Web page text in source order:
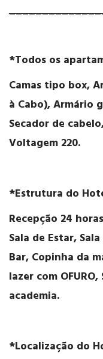
*Todos os
Camas tipo box,
à Cabo), Armário
Secador de
Voltagem 220.
*Estrutura do
Recepção 24
Sala de Estar,
Bar, Copinha da
lazer com
academia.
*Localização do